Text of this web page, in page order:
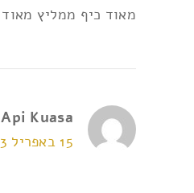
מאוד כיף ממליץ מאוד
Api Kuasa
15 באפריל 2023 בשעה 10:46